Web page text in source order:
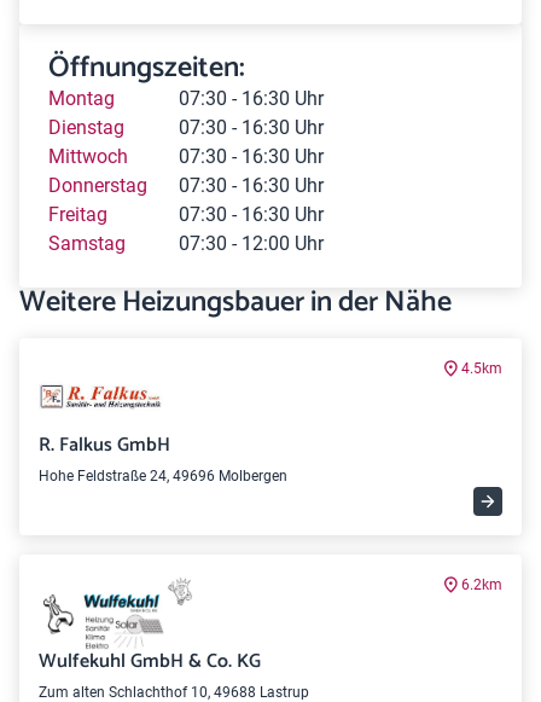
Öffnungszeiten:
Montag
07:30 - 16:30 Uhr
Dienstag
07:30 - 16:30 Uhr
Mittwoch
07:30 - 16:30 Uhr
Donnerstag
07:30 - 16:30 Uhr
Freitag
07:30 - 16:30 Uhr
Samstag
07:30 - 12:00 Uhr
Weitere Heizungsbauer in der Nähe
4.5km
R. Falkus GmbH
Hohe Feldstraße 24, 49696 Molbergen
6.2km
Wulfekuhl GmbH & Co. KG
Zum alten Schlachthof 10, 49688 Lastrup